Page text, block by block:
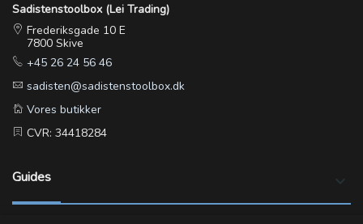
Sadistenstoolbox (Lei Trading)
Frederiksgade 10 E
7800 Skive
+45 26 24 56 46
sadisten@sadistenstoolbox.dk
Vores butikker
CVR: 34418284
Guides keyboard_arrow_down